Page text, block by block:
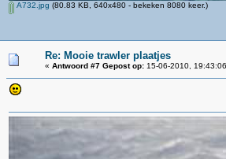
A732.jpg (80.83 KB, 640x480 - bekeken 8080 keer.)
Re: Mooie trawler plaatjes
« Antwoord #7 Gepost op: 15-06-2010,